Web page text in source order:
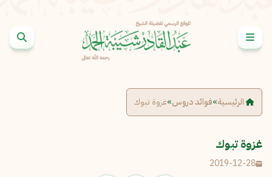
الرئيسية»فوائد دروس»غزوة تبوك
غزوة تبوك
2019-12-28
الإبلاغ عن مشكلة
الرسالة